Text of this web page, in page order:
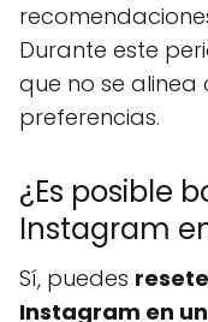
Durante este
que no se
preferencias.
¿Es posible
Instagram
Sí, puedes
Instagram en